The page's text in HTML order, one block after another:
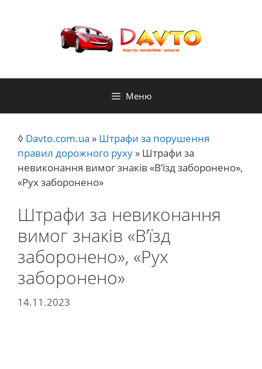
Меню
◊ Davto.com.ua » Штрафи за порушення
правил дорожного руху » Штрафи за
невиконання вимог знаків «В’їзд заборонено»,
«Рух заборонено»
Штрафи за невиконання
вимог знаків «В’їзд
заборонено», «Рух
заборонено»
14.11.2023